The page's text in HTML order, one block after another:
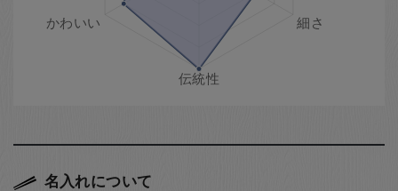
名入れについて